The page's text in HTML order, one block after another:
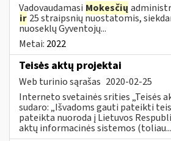
Vadovaudamasi Mokesčių
ir 25 straipsnių nuostatomis,
nuoseklų Gyventojų...
Metai: 2022
Teisės aktų projektai
Web turinio sąrašas 2020-02-25
Interneto svetainės srities „Teisės
sudaro: „Išvadoms gauti pateikti
pateikta nuoroda į Lietuvos
aktų informacinės sistemos (toliau...